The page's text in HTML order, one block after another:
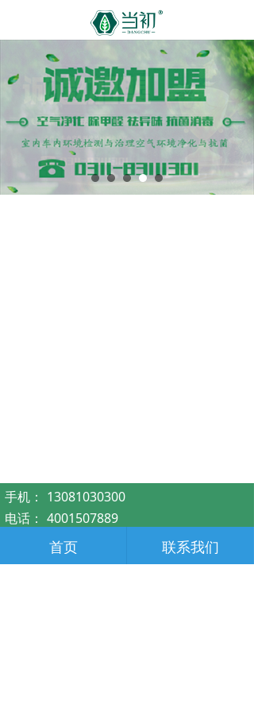
手机： 13081030300
电话： 4001507889
dangchukj@163.com
地址： 石家庄高新技术产业开发区创新大厦
首页 联系我们